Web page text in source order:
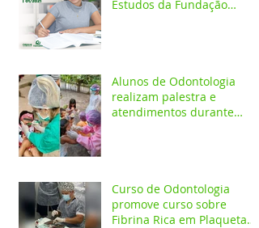
Estudos da Fundação
Alunos de Odontologia
realizam palestra e
atendimentos durante
Curso de Odontologia
promove curso sobre
Fibrina Rica em Plaquetas